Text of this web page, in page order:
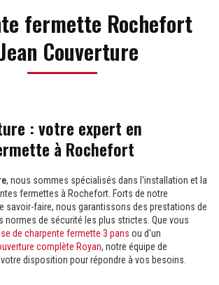
fermette Rochefort
Couverture
: votre expert en
à Rochefort
, nous sommes spécialisés dans l'installation et la
fermettes à Rochefort. Forts de notre
savoir-faire, nous garantissons des prestations de
normes de sécurité les plus strictes. Que vous
de charpente fermette 3 pans ou d'un
complète Royan, notre équipe de
disposition pour répondre à vos besoins.